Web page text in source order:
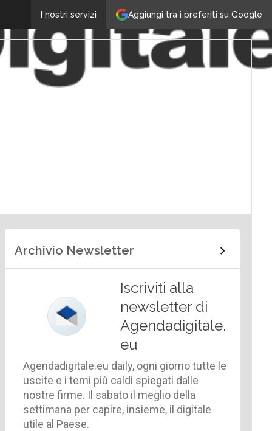
Aggiungi tra i preferiti su Google
I nostri servizi
Archivio Newsletter
Iscriviti alla
newsletter di
Agendadigitale.
eu
Agendadigitale.eu daily, ogni giorno tutte le
uscite e i temi più caldi spiegati dalle
nostre firme. Il sabato il meglio della
settimana per capire, insieme, il digitale
utile al Paese.